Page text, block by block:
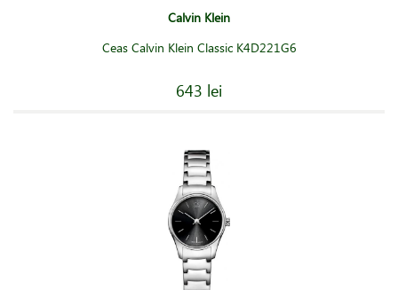
Calvin Klein
Ceas Calvin Klein Classic K4D221G6
643 lei